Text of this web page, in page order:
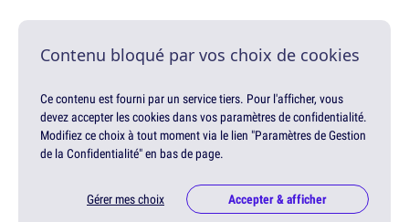
Contenu bloqué par vos choix de cookies
Ce contenu est fourni par un service tiers. Pour l'afficher, vous
devez accepter les cookies dans vos paramètres de confidentialité.
Modifiez ce choix à tout moment via le lien "Paramètres de Gestion
de la Confidentialité" en bas de page.
Gérer mes choix Accepter & afficher